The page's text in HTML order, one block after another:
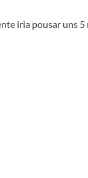
iria pousar uns